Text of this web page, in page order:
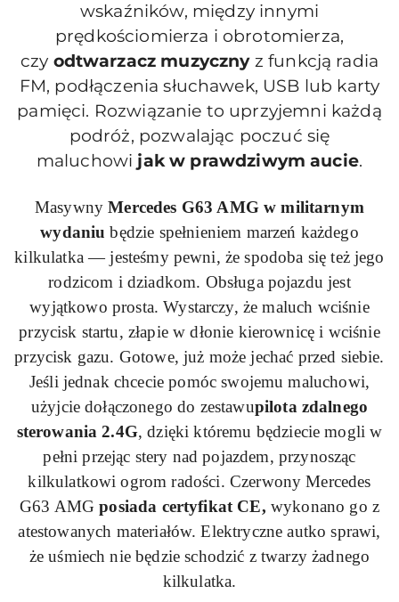
wskaźników, między innymi
prędkościomierza i obrotomierza,
czy odtwarzacz muzycznyz funkcją radia
FM, podłączenia słuchawek, USB lub karty
pamięci. Rozwiązanie to uprzyjemni każdą
podróż, pozwalając poczuć się
maluchowi jak w prawdziwym aucie.
MasywnyMercedes G63 AMG w militarnym
wydaniu będzie spełnieniem marzeń każdego
kilkulatka — jesteśmy pewni, że spodoba się też jego
rodzicom i dziadkom. Obsługa pojazdu jest
wyjątkowo prosta. Wystarczy, że maluch wciśnie
przycisk startu, złapie w dłonie kierownicę i wciśnie
przycisk gazu. Gotowe, już może jechać przed siebie.
Jeśli jednak chcecie pomóc swojemu maluchowi,
użyjcie dołączonego do zestawupilota zdalnego
sterowania 2.4G, dzięki któremu będziecie mogli w
pełni przejąc stery nad pojazdem, przynosząc
kilkulatkowi ogrom radości. Czerwony Mercedes
G63 AMGposiada certyfikat CE, wykonano go z
atestowanych materiałów. Elektryczne autko sprawi,
że uśmiech nie będzie schodzić z twarzy żadnego
kilkulatka.